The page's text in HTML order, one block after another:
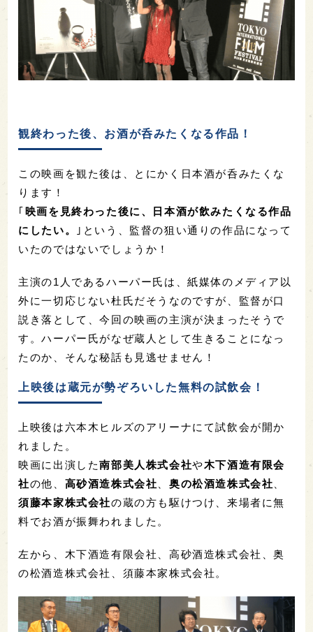
観終わった後、お酒が呑みたくなる作品！
この映画を観た後は、とにかく日本酒が呑みたくな
ります！
｢ 映画を見終わった後に、日本酒が飲みたくなる作品
にしたい。
｣という、監督の狙い通りの作品になって
いたのではないでしょうか！
主演の1人であるハーパー氏は、紙媒体のメディア以
外に一切応じない杜氏だそうなのですが、監督が口
説き落として、今回の映画の主演が決まったそうで
す。ハーパー氏がなぜ蔵人として生きることになっ
たのか、そんな秘話も見逃せません！
上映後は蔵元が勢ぞろいした無料の試飲会！
上映後は六本木ヒルズのアリーナにて試飲会が開か
れました。
映画に出演した南部美人株式会社や木下酒造有限会
社の他、 高砂酒造株式会社 、奥の松酒造株式会社
須藤本家株式会社の蔵の方も駆けつけ、来場者に無
料でお酒が振舞われました。
左から、木下酒造有限会社、高砂酒造株式会社、奥
の松酒造株式会社、須藤本家株式会社。